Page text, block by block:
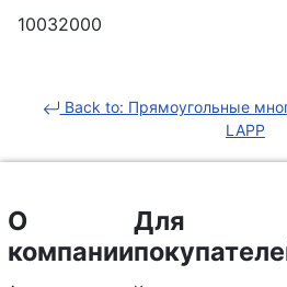
10032000
Back to: Прямоугольные
LAPP
О
компании
Для